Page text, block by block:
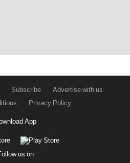
Subscribe
Advertise with us
Privacy Policy
App
us on